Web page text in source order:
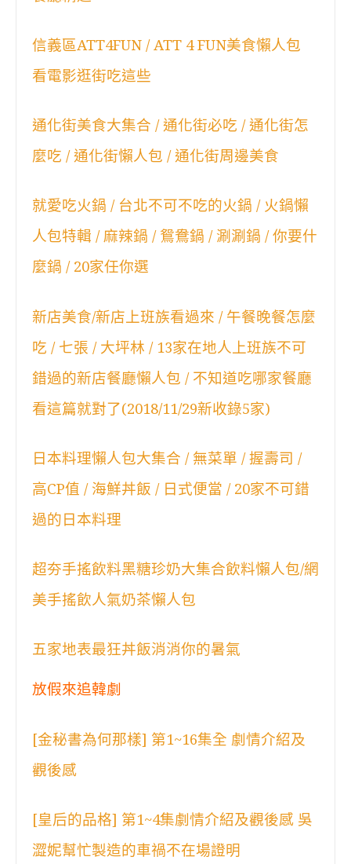
信義區ATT4FUN / ATT 4 FUN美食懶人包
看電影逛街吃這些
通化街美食大集合 / 通化街必吃 / 通化街怎
麼吃 / 通化街懶人包 / 通化街周邊美食
就愛吃火鍋 / 台北不可不吃的火鍋 / 火鍋懶
人包特輯 / 麻辣鍋 / 鴛鴦鍋 / 涮涮鍋 / 你要什
麼鍋 / 20家任你選
新店美食/新店上班族看過來 / 午餐晚餐怎麼
吃 / 七張 / 大坪林 / 13家在地人上班族不可
錯過的新店餐廳懶人包 / 不知道吃哪家餐廳
看這篇就對了(2018/11/29新收錄5家)
日本料理懶人包大集合 / 無菜單 / 握壽司 /
高CP值 / 海鮮丼飯 / 日式便當 / 20家不可錯
過的日本料理
超夯手搖飲料黑糖珍奶大集合飲料懶人包/網
美手搖飲人氣奶茶懶人包
五家地表最狂丼飯消消你的暑氣
放假來追韓劇
[金秘書為何那樣] 第1~16集全 劇情介紹及
觀後感
[皇后的品格] 第1~4集劇情介紹及觀後感 吳
澀妮幫忙製造的車禍不在場證明